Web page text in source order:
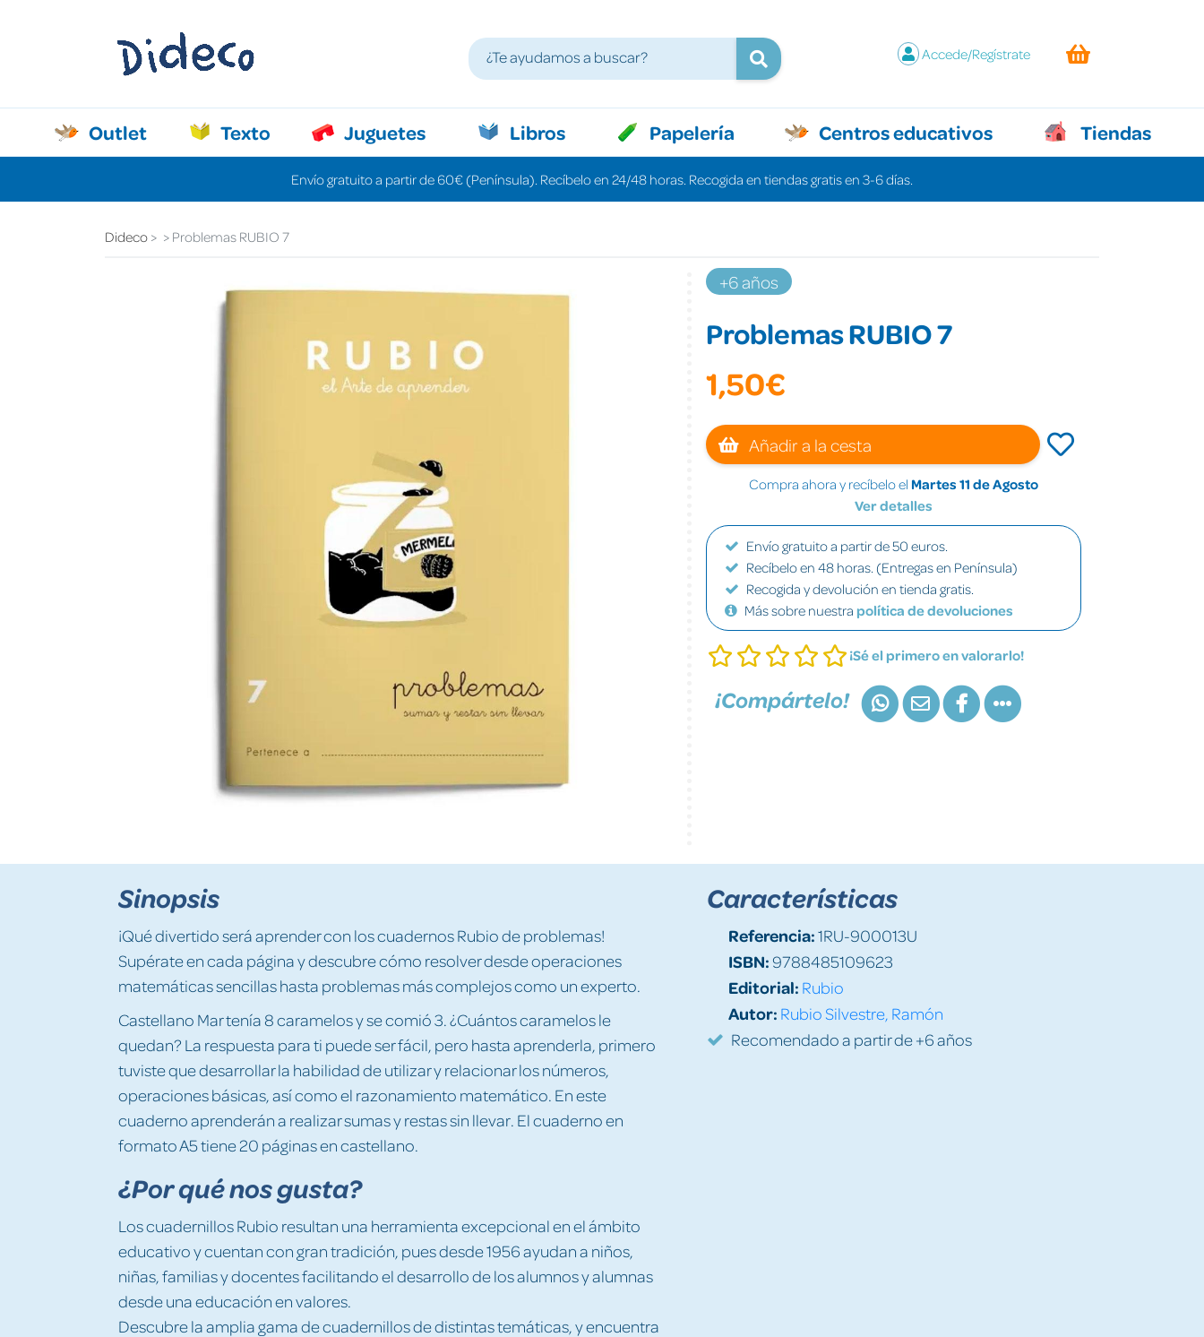
Accede/Regístrate
Outlet Texto Juguetes Libros Papelería Centros educativos Tiendas
Envío gratuito a partir de 60€ (Península). Recíbelo en 24/48 horas. Recogida en tiendas gratis en 3-6 días.
Dideco Problemas RUBIO 7
+6 años
Problemas RUBIO 7
1,50€
Añadir a la cesta
Compra ahora y recíbelo el Martes 11 de Agosto
Ver detalles
Envío gratuito a partir de 50 euros.
Recíbelo en 48 horas. (Entregas en Península)
Recogida y devolución en tienda gratis.
Más sobre nuestra política de devoluciones
¡Sé el primero en valorarlo!
¡Compártelo!
Sinopsis
¡Qué divertido será aprender con los cuadernos Rubio de problemas!
Supérate en cada página y descubre cómo resolver desde operaciones
matemáticas sencillas hasta problemas más complejos como un experto.
Castellano Mar tenía 8 caramelos y se comió 3. ¿Cuántos caramelos le
quedan? La respuesta para ti puede ser fácil, pero hasta aprenderla, primero
tuviste que desarrollar la habilidad de utilizar y relacionar los números,
operaciones básicas, así como el razonamiento matemático. En este
cuaderno aprenderán a realizar sumas y restas sin llevar. El cuaderno en
formato A5 tiene 20 páginas en castellano.
¿Por qué nos gusta?
Los cuadernillos Rubio resultan una herramienta excepcional en el ámbito
educativo y cuentan con gran tradición, pues desde 1956 ayudan a niños,
niñas, familias y docentes facilitando el desarrollo de los alumnos y alumnas
desde una educación en valores.
Descubre la amplia gama de cuadernillos de distintas temáticas, y encuentra
Características
Referencia:1RU-900013U
ISBN:9788485109623
Editorial: Rubio
Autor: Rubio Silvestre, Ramón
Recomendado a partir de +6 años